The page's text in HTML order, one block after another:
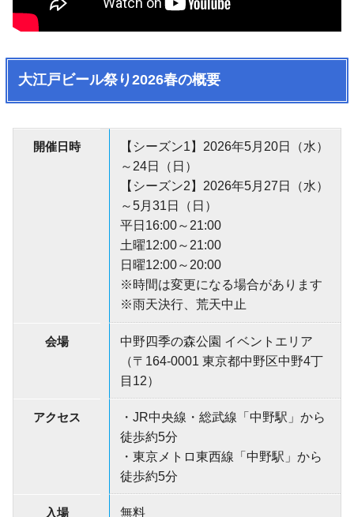
大江戸ビール祭り2026春の概要
開催日時
【シーズン1】2026年5月20日（水）
～24日（日）
【シーズン2】2026年5月27日（水）
～5月31日（日）
平日16:00～21:00
土曜12:00～21:00
日曜12:00～20:00
※時間は変更になる場合があります
※雨天決行、荒天中止
会場
中野四季の森公園 イベントエリア
（〒164-0001 東京都中野区中野4丁
目12）
アクセス
・JR中央線・総武線「中野駅」から
徒歩約5分
・東京メトロ東西線「中野駅」から
徒歩約5分
入場 無料